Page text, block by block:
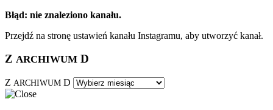
Błąd: nie znaleziono kanału.
Przejdź na stronę ustawień kanału Instagramu, aby utworzyć kanał.
Z ARCHIWUM D
Z ARCHIWUM D